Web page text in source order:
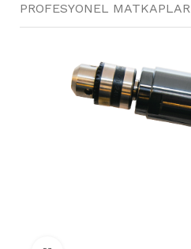
PROFESYONEL MATKAPLAR